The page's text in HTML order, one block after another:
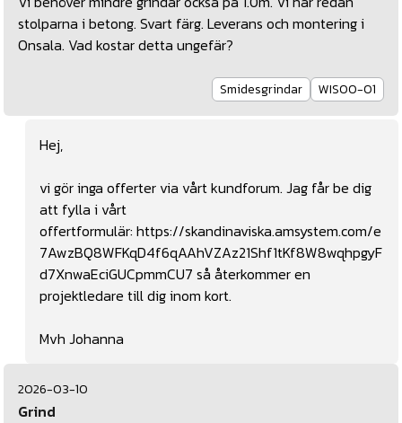
stolparna i betong. Svart färg. Leverans och montering i
Onsala. Vad kostar detta ungefär?
Smidesgrindar WIS00-01
Hej,
vi gör inga offerter via vårt kundforum. Jag får be dig
att fylla i vårt
offertformulär: https://skandinaviska.amsystem.com/e
7AwzBQ8WFKqD4f6qAAhVZAz21Shf1tKf8W8wqhpgyF
d7XnwaEciGUCpmmCU7 så återkommer en
projektledare till dig inom kort.
Mvh Johanna
2026-03-10
Grind